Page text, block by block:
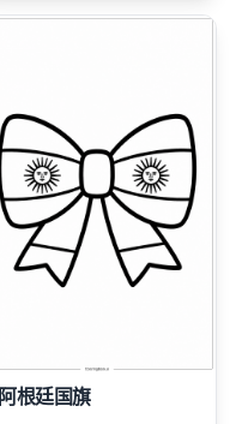
阿根廷国旗